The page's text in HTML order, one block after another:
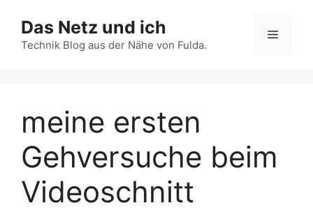
Inhalt
springen
Das Netz und ich
Technik Blog aus der Nähe von Fulda.
Menü
meine ersten
Gehversuche beim
Videoschnitt